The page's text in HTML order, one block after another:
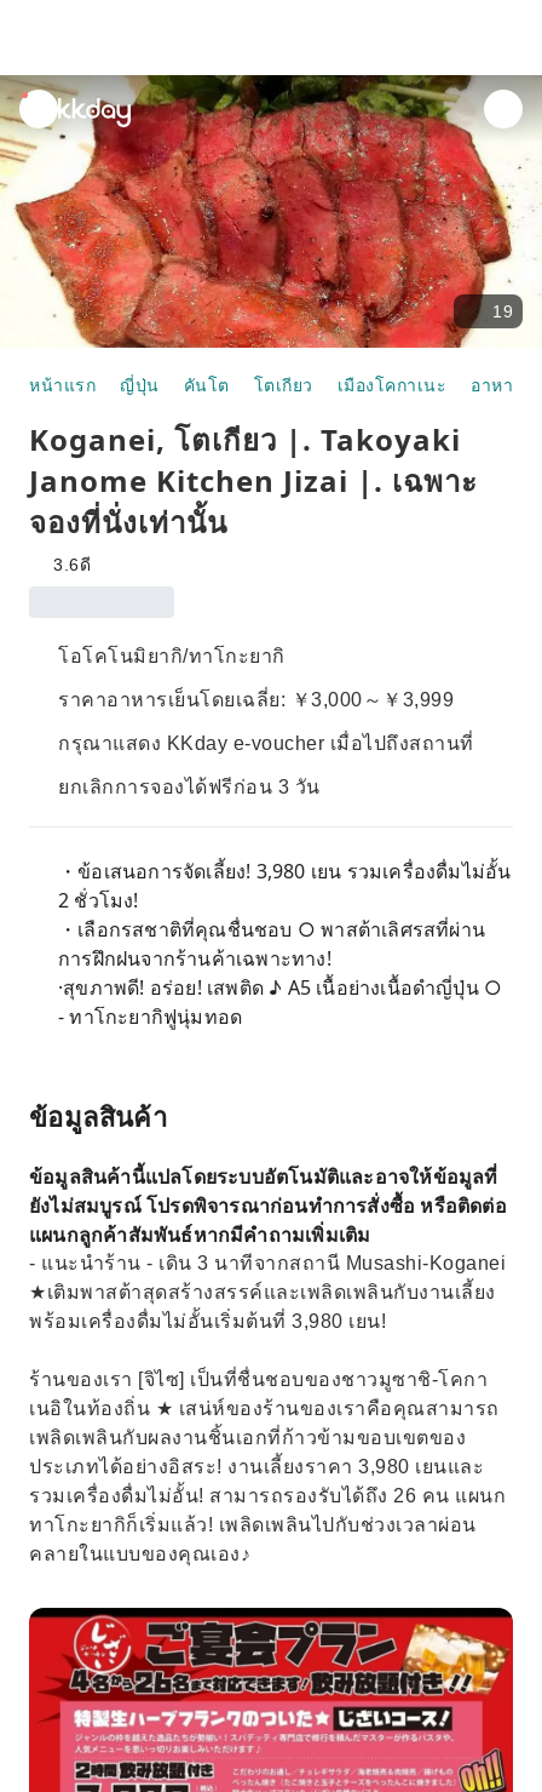
unread
notifications
19
หน้าแรก ญี่ปุ่น คันโต โตเกียว เมืองโคกาเนะ อาหารแ
Koganei, โตเกียว |. Takoyaki
Janome Kitchen Jizai |. เฉพาะ
จองที่นั่งเท่านั้น
3.6ดี
โอโคโนมิยากิ/ทาโกะยากิ
ราคาอาหารเย็นโดยเฉลี่ย: ￥3,000～￥3,999
กรุณาแสดง KKday e-voucher เมื่อไปถึงสถานที่
ยกเลิกการจองได้ฟรีก่อน 3 วัน
・ข้อเสนอการจัดเลี้ยง! 3,980 เยน รวมเครื่องดื่มไม่อั้น
2 ชั่วโมง!
・เลือกรสชาติที่คุณชื่นชอบ ○ พาสต้าเลิศรสที่ผ่าน
การฝึกฝนจากร้านค้าเฉพาะทาง!
·สุขภาพดี! อร่อย! เสพติด ♪ A5 เนื้อย่างเนื้อดำญี่ปุ่น ○
- ทาโกะยากิฟูนุ่มทอด
ข้อมูลสินค้า
ข้อมูลสินค้านี้แปลโดยระบบอัตโนมัติและอาจให้ข้อมูลที่
ยังไม่สมบูรณ์ โปรดพิจารณาก่อนทำการสั่งซื้อ หรือติดต่อ
แผนกลูกค้าสัมพันธ์หากมีคำถามเพิ่มเติม
- แนะนำร้าน - เดิน 3 นาทีจากสถานี Musashi-Koganei
★เติมพาสต้าสุดสร้างสรรค์และเพลิดเพลินกับงานเลี้ยง
พร้อมเครื่องดื่มไม่อั้นเริ่มต้นที่ 3,980 เยน!
ร้านของเรา [จิไซ] เป็นที่ชื่นชอบของชาวมูซาชิ-โคกา
เนอิในท้องถิ่น ★ เสน่ห์ของร้านของเราคือคุณสามารถ
เพลิดเพลินกับผลงานชิ้นเอกที่ก้าวข้ามขอบเขตของ
ประเภทได้อย่างอิสระ! งานเลี้ยงราคา 3,980 เยนและ
รวมเครื่องดื่มไม่อั้น! สามารถรองรับได้ถึง 26 คน แผนก
ทาโกะยากิก็เริ่มแล้ว! เพลิดเพลินไปกับช่วงเวลาผ่อน
คลายในแบบของคุณเอง♪